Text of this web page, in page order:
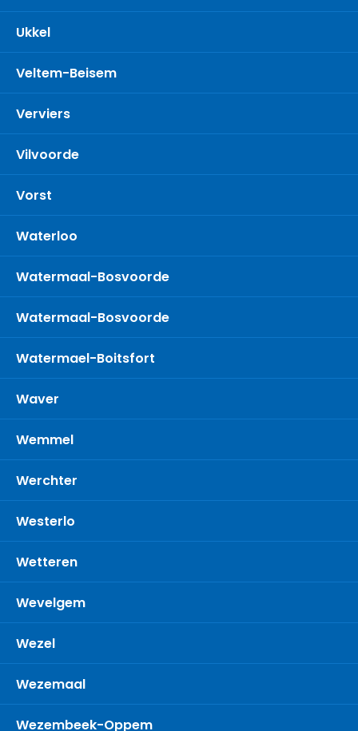
Ukkel
Veltem-Beisem
Verviers
Vilvoorde
Vorst
Waterloo
Watermaal-Bosvoorde
Watermaal-Bosvoorde
Watermael-Boitsfort
Waver
Wemmel
Werchter
Westerlo
Wetteren
Wevelgem
Wezel
Wezemaal
Wezembeek-Oppem